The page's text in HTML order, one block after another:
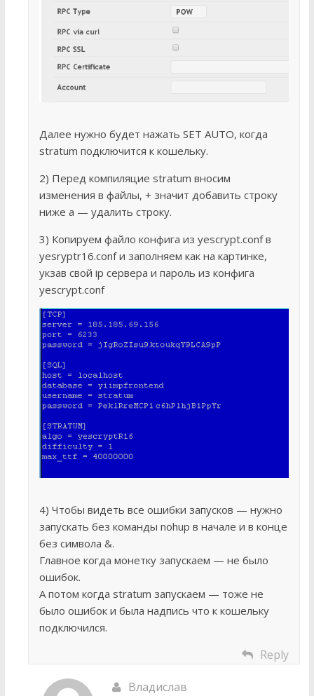
Далее нужно будет нажать SET AUTO, когда
stratum подключится к кошельку.
2) Перед компиляцие stratum вносим
изменения в файлы, + значит добавить строку
ниже а — удалить строку.
3) Копируем файло конфига из yescrypt.conf в
yesryptr16.conf и заполняем как на картинке,
укзав свой ip сервера и пароль из конфига
yescrypt.conf
4) Чтобы видеть все ошибки запусков — нужно
запускать без команды nohup в начале и в конце
без символа &.
Главное когда монетку запускаем — не было
ошибок.
А потом когда stratum запускаем — тоже не
было ошибок и была надпись что к кошельку
подключился.
Reply
Владислав